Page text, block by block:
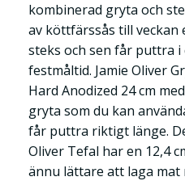
kombinerad gryta och
av köttfärssås till
steks och sen får puttra i
festmåltid. Jamie Oliver
Hard Anodized 24 cm
gryta som du kan
får puttra riktigt länge.
Oliver Tefal har en 12,4
ännu lättare att laga mat